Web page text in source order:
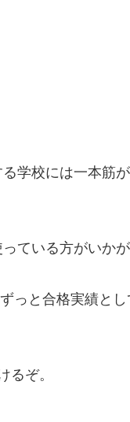
学校には一本筋
ている方がいかが
っと合格実績と
るぞ。